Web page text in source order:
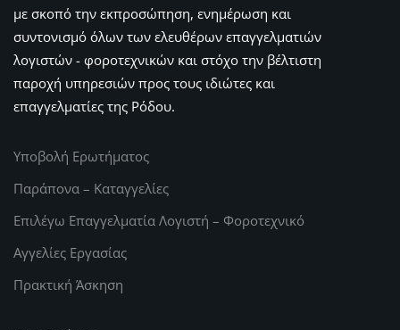
με σκοπό την εκπροσώπηση, ενημέρωση και
συντονισμό όλων των ελευθέρων επαγγελματιών
λογιστών - φοροτεχνικών και στόχο την βέλτιστη
παροχή υπηρεσιών προς τους ιδιώτες και
επαγγελματίες της Ρόδου.
Υποβολή Ερωτήματος
Παράπονα – Καταγγελίες
Επιλέγω Επαγγελματία Λογιστή – Φοροτεχνικό
Αγγελίες Εργασίας
Πρακτική Άσκηση